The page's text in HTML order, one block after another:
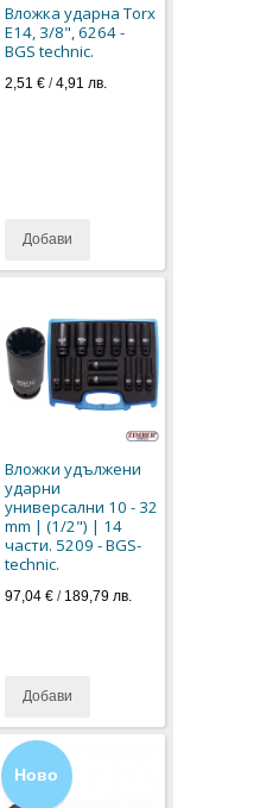
Вложка ударна Torx
E14, 3/8", 6264 -
BGS technic.
2,51 €/4,91 лв.
Добави
Вложки удължени
ударни
универсални 10 - 32
mm | (1/2") | 14
части. 5209 - BGS-
technic.
97,04 €/ 189,79 лв.
Добави
Ново